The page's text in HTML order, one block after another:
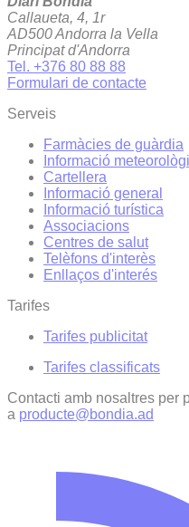
Callaueta, 4, 1r
AD500 Andorra la Vella
Principat d'Andorra
Tel. +376 80 88 88
Formulari de contacte
Serveis
Farmàcies de guàrdia
Informació
Cartellera
Informació general
Informació turística
Associacions
Centres de salut
Telèfons d'interès
Enllaços d'interés
Tarifes
Tarifes publicitat
Tarifes classificats
Contacti amb nosaltres per
a producte@bondia.ad